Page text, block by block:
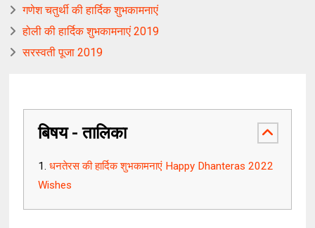
गणेश चतुर्थी की हार्दिक शुभकामनाएं
होली की हार्दिक शुभकामनाएं 2019
सरस्वती पूजा 2019
बिषय - तालिका
धनतेरस की हार्दिक शुभकामनाएं Happy Dhanteras 2022
Wishes